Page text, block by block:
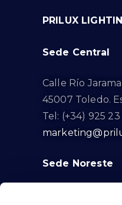
PRILUX
Sede Central
Calle Río
45007 Toledo.
Tel: (+34) 925 23
Sede Noreste